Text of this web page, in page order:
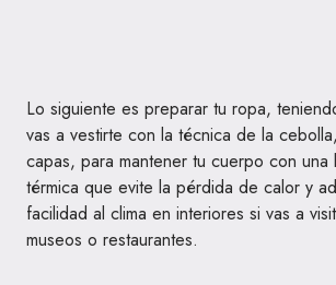
Lo siguiente es preparar tu ropa,
vas a vestirte con la técnica de la
capas, para mantener tu cuerpo con
térmica que evite la pérdida de calor y
facilidad al clima en interiores si vas a
museos o restaurantes.